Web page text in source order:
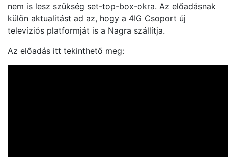
nem is lesz szükség set-top-box-okra. Az előadásnak
külön aktualitást ad az, hogy a 4IG Csoport új
televíziós platformját is a Nagra szállítja.
Az előadás itt tekinthető meg: